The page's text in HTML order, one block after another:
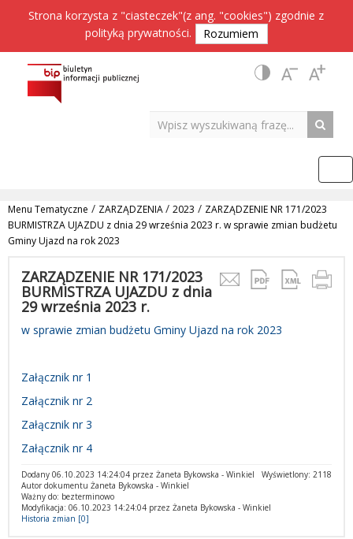
Strona korzysta z "ciasteczek"(z ang. "cookies") zgodnie z
polityką prywatności. Rozumiem
Menu Tematyczne / ZARZĄDZENIA/ 2023 / ZARZĄDZENIE NR 171/2023
BURMISTRZA UJAZDU z dnia 29 września 2023 r. w sprawie zmian budżetu
Gminy Ujazd na rok 2023
ZARZĄDZENIE NR 171/2023
BURMISTRZA UJAZDU z dnia
29 września 2023 r.
w sprawie zmian budżetu Gminy Ujazd na rok 2023
Załącznik nr 1
Załącznik nr 2
Załącznik nr 3
Załącznik nr 4
Wyświetlony: 2118
Dodany 06.10.2023 14:24:04 przez Żaneta Bykowska - Winkiel
Autor dokumentu Żaneta Bykowska - Winkiel
Ważny do: bezterminowo
Modyfikacja: 06.10.2023 14:24:04 przez Żaneta Bykowska - Winkiel
Historia zmian [0]